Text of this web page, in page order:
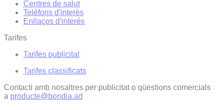
Centres de salut
Telèfons d'interès
Enllaços d'interés
Tarifes
Tarifes publicitat
Tarifes classificats
Contacti amb nosaltres per publicitat o qüestions comercials
a producte@bondia.ad